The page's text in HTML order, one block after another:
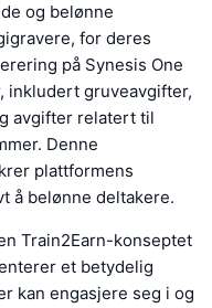
og belønne
for deres
på Synesis One
inkludert gruveavgifter,
avgifter relatert til
Denne
plattformens
å belønne deltakere.
Train2Earn-konseptet
et betydelig
kan engasjere seg i og